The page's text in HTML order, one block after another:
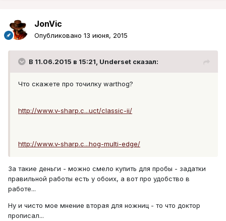
JonVic
Опубликовано 13 июня, 2015
В 11.06.2015 в 15:21, Underset сказал:
Что скажете про точилку warthog?
http://www.v-sharp.c...uct/classic-ii/
http://www.v-sharp.c...hog-multi-edge/
За такие деньги - можно смело купить для пробы - задатки
правильной работы есть у обоих, а вот про удобство в
работе...
Ну и чисто мое мнение вторая для ножниц - то что доктор
прописал...